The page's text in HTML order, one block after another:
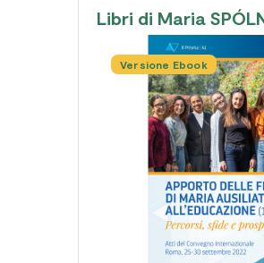
Libri di Maria
Versione Ebook